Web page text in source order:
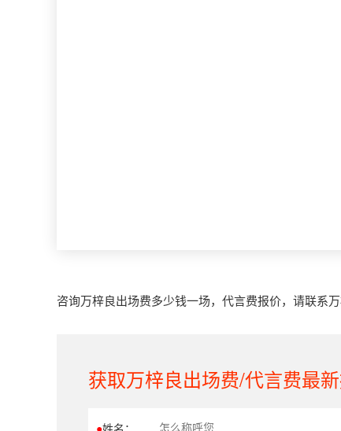
咨询万梓良出场费多少钱一场，代言费报价，请联系
获取万梓良出场费/代言费最
●姓名：